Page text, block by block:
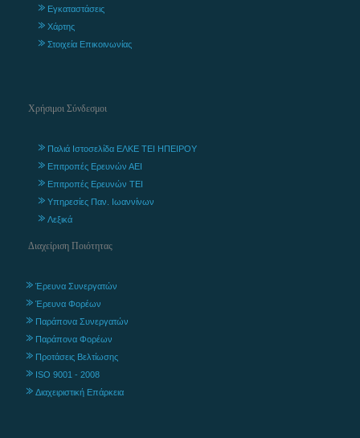
Εγκαταστάσεις
Χάρτης
Στοιχεία Επικοινωνίας
Χρήσιμοι Σύνδεσμοι
Παλιά Ιστοσελίδα ΕΛΚΕ ΤΕΙ ΗΠΕΙΡΟΥ
Επιτροπές Ερευνών ΑΕΙ
Επιτροπές Ερευνών ΤΕΙ
Υπηρεσίες Παν. Ιωαννίνων
Λεξικά
Διαχείριση Ποιότητας
Έρευνα Συνεργατών
Έρευνα Φορέων
Παράπονα Συνεργατών
Παράπονα Φορέων
Προτάσεις Βελτίωσης
ISO 9001 - 2008
Διαχειριστική Επάρκεια